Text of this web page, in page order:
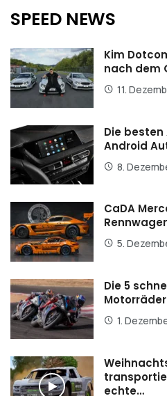
SPEED NEWS
Kim
nach dem
11.
Die
Android
8.
CaDA
5.
Die 5
1.
echte…